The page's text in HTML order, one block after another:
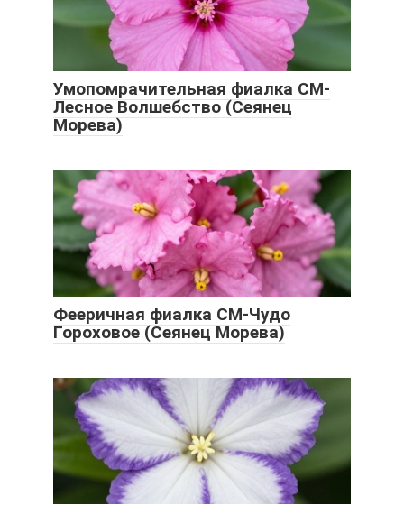
Умопомрачительная фиалка СМ-
Лесное Волшебство (Сеянец
Морева)
Фееричная фиалка СМ-Чудо
Гороховое (Сеянец Морева)